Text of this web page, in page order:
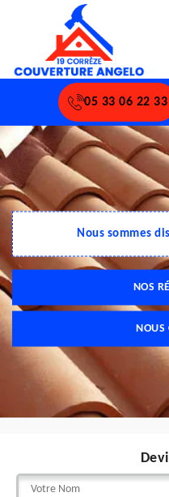
05 33 06 22 33
Nous sommes
NOS
NOUS